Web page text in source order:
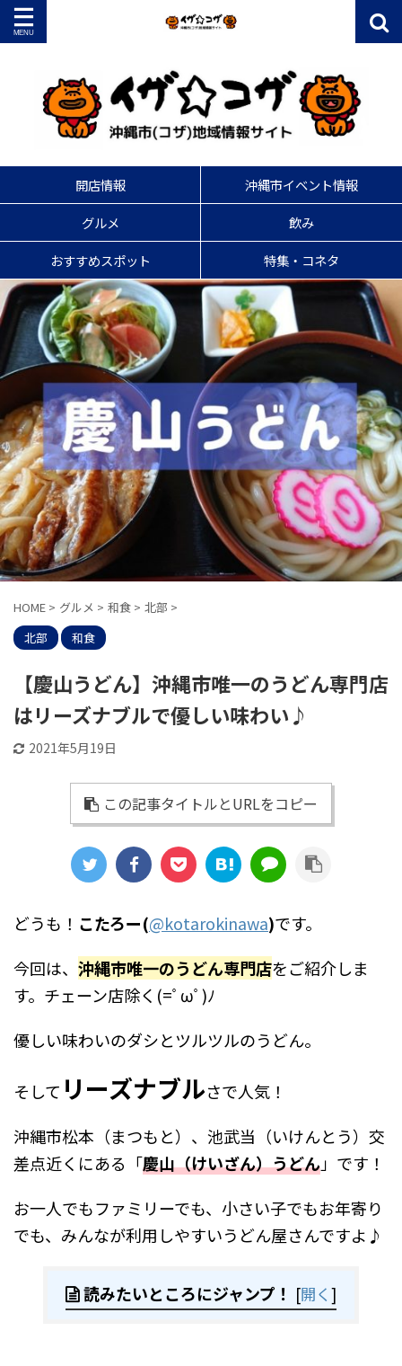
開店情報
沖縄市イベント情報
グルメ
飲み
おすすめスポット
特集・コネタ
HOME > グルメ > 和食 > 北部 >
北部
和食
【慶山うどん】沖縄市唯一のうどん専門店
はリーズナブルで優しい味わい♪
2021年5月19日
この記事タイトルとURLをコピー
どうも！ こたろー(@kotarokinawa)です。
今回は、 沖縄市唯一のうどん専門店をご紹介しま
す。チェーン店除く(=ﾟωﾟ)ﾉ
優しい味わいのダシとツルツルのうどん。
そして リーズナブルさで人気！
沖縄市松本（まつもと）、池武当（いけんとう）交
差点近くにある「慶山（けいざん）うどん」です！
お一人でもファミリーでも、小さい子でもお年寄り
でも、みんなが利用しやすいうどん屋さんですよ♪
読みたいところにジャンプ！ [開く ]